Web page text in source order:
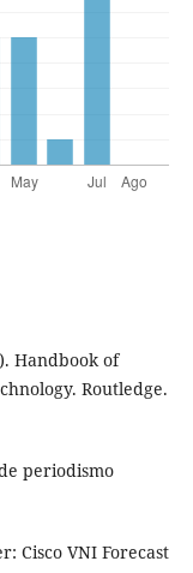
Handbook of
Routledge.
periodismo
Cisco VNI Forecast